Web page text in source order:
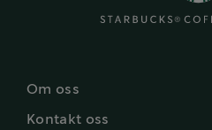
Om oss
Kontakt oss